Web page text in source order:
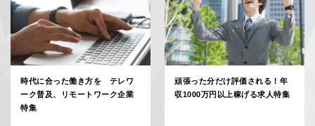
時代に合った働き方を テレワ
ーク普及、リモートワーク企業
特集
頑張った分だけ評価される！年
収1000万円以上稼げる求人特集